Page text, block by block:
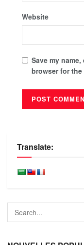
Website
Save my
browser for the
Translate: